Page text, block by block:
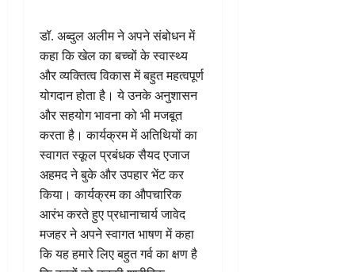
डॉ. अब्दुल अलीम ने अपने संबोधन में
कहा कि खेल का बच्चों के स्वास्थ्य
और व्यक्तित्व विकास में बहुत महत्वपूर्ण
योगदान होता है। ये उनके अनुशासन
और सहयोग भावना को भी मजबूत
करता है। कार्यक्रम में अतिथियों का
स्वागत स्कूल प्रबंधक सैयद एजाज
अहमद ने बुके और उपहार भेंट कर
किया। कार्यक्रम का औपचारिक
आरंभ करते हुए प्रधानाचार्य जावेद
मजहर ने अपने स्वागत भाषण में कहा
कि यह हमारे लिए बहुत गर्व का क्षण है